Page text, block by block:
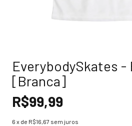
EverybodySkates -
[Branca]
R$99,99
6 x de R$16,67 sem juros